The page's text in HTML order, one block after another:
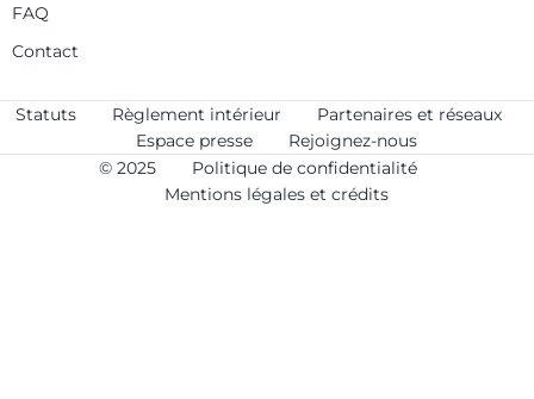
FAQ
Contact
Statuts Règlement intérieur
Partenaires et réseaux
Espace presse
Rejoignez-nous
© 2025
Politique de confidentialité
Mentions légales et crédits